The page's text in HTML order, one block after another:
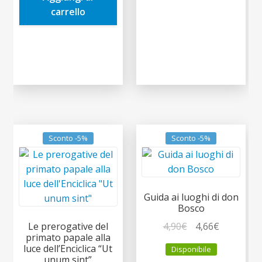
carrello
Sconto -5%
Le prerogative del
primato papale alla
luce dell’Enciclica “Ut
Sconto -5%
Guida ai luoghi di don
Bosco
4,90€
prezzo
originale
4,66€Il
Disponibile